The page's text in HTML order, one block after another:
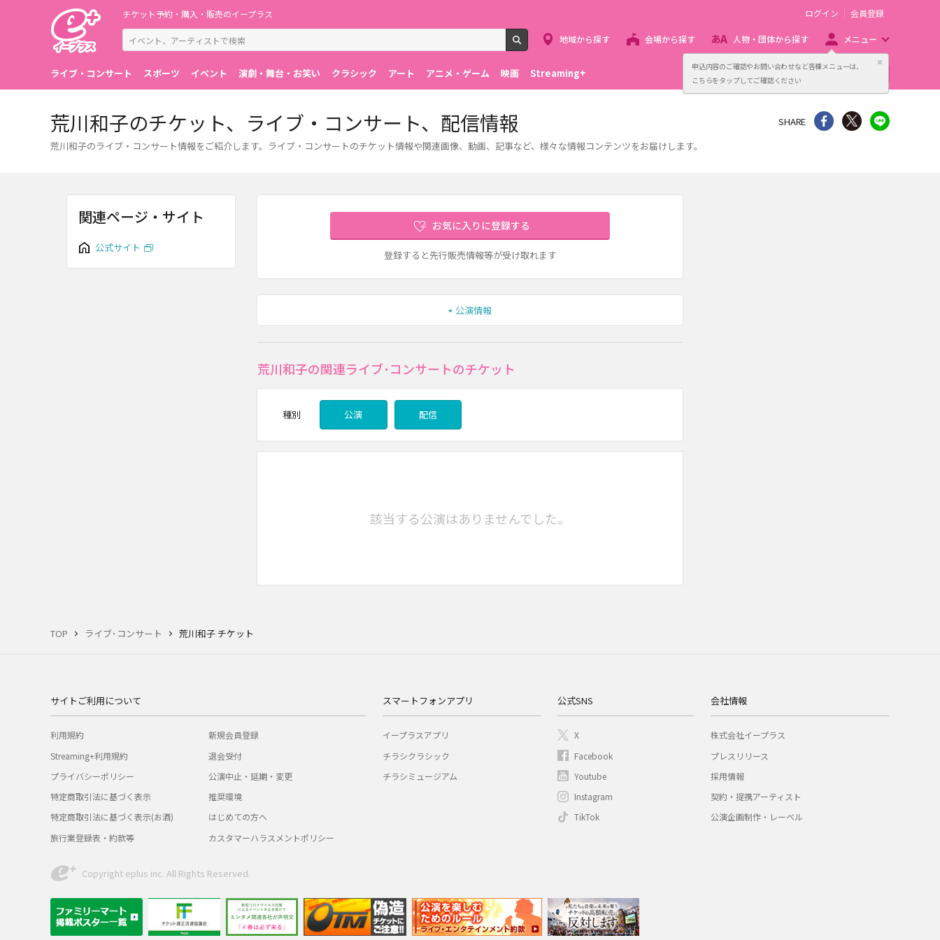
申込内容のご確認やお問い合わせなど各種メニューは、
こちらをタップしてご確認ください
閉じる
チケット予約・購入・販売のイープラス
検索
ログイン 会員登録
地域から探す 会場から探す 人物・団体から探す メニュー
ライブ・コンサート スポーツ イベント 演劇・舞台・お笑い クラシック アート アニメ・ゲーム 映画 Streaming+ 主催者向け販売サービス
TOP ライブ･コンサート 荒川和子 チケット
荒川和子のチケット、ライブ・コンサート、配信情報
荒川和子のライブ・コンサート情報をご紹介します。ライブ・コンサートのチケット情報や関連画像、動画、記事など、様々な情報コンテンツをお届けします。
SHARE シェア Twitter
お気に入りに登録する
登録すると先行販売情報等が受け取れます
公演情報
荒川和子の関連ライブ･コンサートのチケット
種別 公演 配信
該当する公演はありませんでした。
関連ページ・サイト
公式サイト
サイトご利用について
利用規約
Streaming+利用規約
プライバシーポリシー
特定商取引法に基づく表示
特定商取引法に基づく表示(お酒)
旅行業登録表・約款等
新規会員登録
退会受付
公演中止・延期・変更
推奨環境
はじめての方へ
カスタマーハラスメントポリシー
スマートフォンアプリ
イープラスアプリ
チラシクラシック
チラシミュージアム
公式SNS
X
Facebook
Youtube
Instagram
TikTok
会社情報
株式会社イープラス
プレスリリース
採用情報
契約・提携アーティスト
公演企画制作・レーベル
Copyright eplus inc. All Rights Reserved.